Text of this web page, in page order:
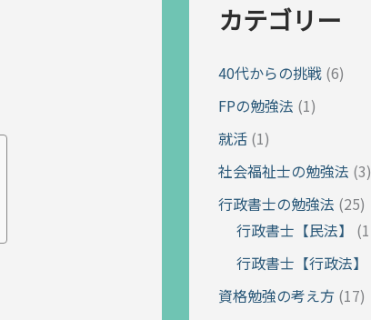
カテゴリー
40代からの挑戦 (6)
FPの勉強法 (1)
就活 (1)
社会福祉士の勉強法 (3)
行政書士の勉強法 (25)
行政書士【民法】
行政書士【行政法】
資格勉強の考え方 (17)